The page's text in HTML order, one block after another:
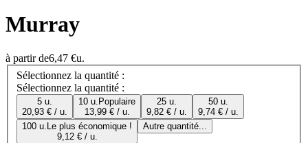
Murray
à partir de6,47 €u.
Sélectionnez la quantité :
Sélectionnez la quantité :
5 u.
20,93 € / u.
10 u. Populaire
13,99 € / u.
25 u.
9,82 € / u.
50 u.
9,74 € / u.
100 u. Le plus économique !
9,12 € / u.
Autre quantité...